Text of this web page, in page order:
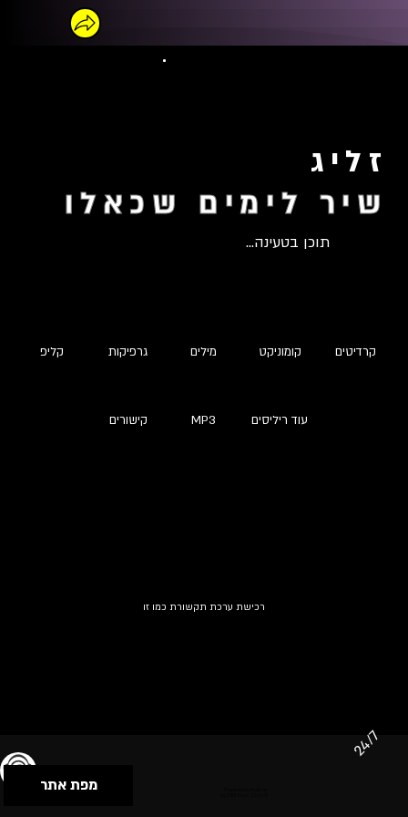
זליג
שיר לימים שכאלו
תוכן בטעינה...
קליפ גרפיקות מילים קומוניקט קרדיטים
קישורים MP3 עוד ריליסים
רכישת ערכת תקשורת כמו זו
מפת אתר
24/7